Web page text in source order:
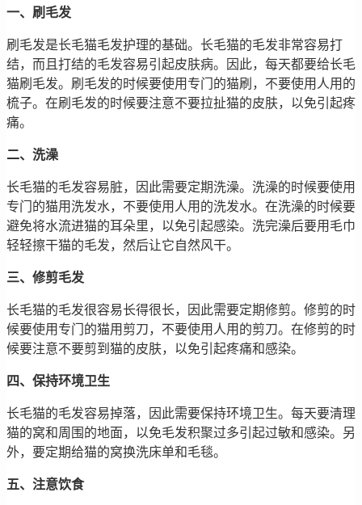
一、刷毛发
刷毛发是长毛猫毛发护理的基础。长毛猫的毛发非常容易打
结，而且打结的毛发容易引起皮肤病。因此，每天都要给长毛
猫刷毛发。刷毛发的时候要使用专门的猫刷，不要使用人用的
梳子。在刷毛发的时候要注意不要拉扯猫的皮肤，以免引起疼
痛。
二、洗澡
长毛猫的毛发容易脏，因此需要定期洗澡。洗澡的时候要使用
专门的猫用洗发水，不要使用人用的洗发水。在洗澡的时候要
避免将水流进猫的耳朵里，以免引起感染。洗完澡后要用毛巾
轻轻擦干猫的毛发，然后让它自然风干。
三、修剪毛发
长毛猫的毛发很容易长得很长，因此需要定期修剪。修剪的时
候要使用专门的猫用剪刀，不要使用人用的剪刀。在修剪的时
候要注意不要剪到猫的皮肤，以免引起疼痛和感染。
四、保持环境卫生
长毛猫的毛发容易掉落，因此需要保持环境卫生。每天要清理
猫的窝和周围的地面，以免毛发积聚过多引起过敏和感染。另
外，要定期给猫的窝换洗床单和毛毯。
五、注意饮食